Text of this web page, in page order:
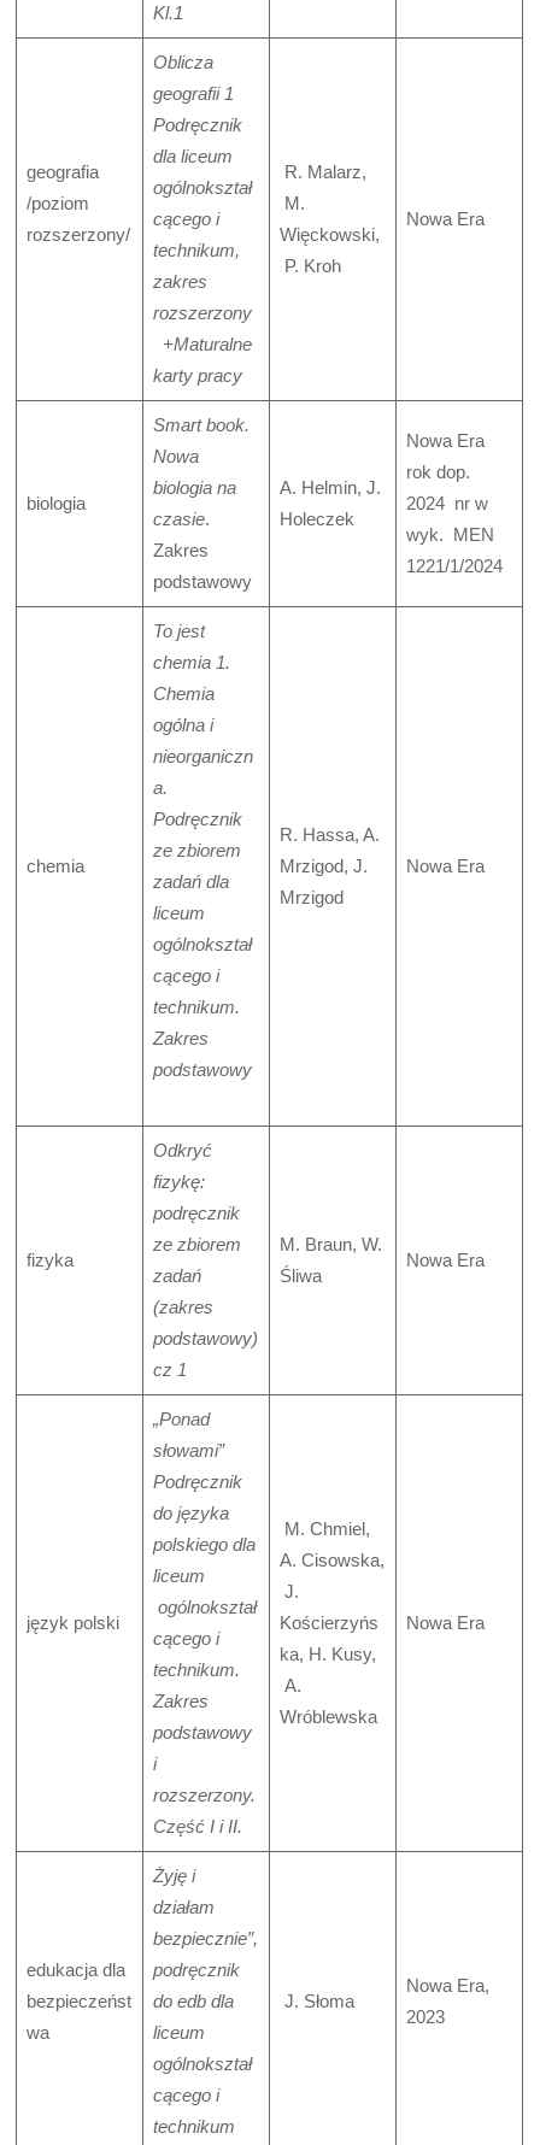
Kl.1
geografia
/poziom
rozszerzony/
Oblicza
geografii 1
Podręcznik
dla liceum
ogólnokształ
cącego i
technikum,
zakres
rozszerzony
+Maturalne
karty pracy
R. Malarz,
M.
Więckowski,
P. Kroh
Nowa Era
biologia
Smart book.
Nowa
biologia na
czasie.
Zakres
podstawowy
A. Helmin, J.
Holeczek
Nowa Era
rok dop.
2024 nr w
wyk. MEN
1221/1/2024
chemia
To jest
chemia 1.
Chemia
ogólna i
nieorganiczn
a.
Podręcznik
ze zbiorem
zadań dla
liceum
ogólnokształ
cącego i
technikum.
Zakres
podstawowy
R. Hassa, A.
Mrzigod, J.
Mrzigod
Nowa Era
fizyka
Odkryć
fizykę:
podręcznik
ze zbiorem
zadań
(zakres
podstawowy)
cz 1
M. Braun, W.
Śliwa
Nowa Era
język polski
„Ponad
słowami”
Podręcznik
do języka
polskiego dla
liceum
ogólnokształ
cącego i
technikum.
Zakres
podstawowy
i
rozszerzony.
Część I i II.
M. Chmiel,
A. Cisowska,
J.
Kościerzyńs
ka, H. Kusy,
A.
Wróblewska
Nowa Era
edukacja dla
bezpieczeńst
wa
Żyję i
działam
bezpiecznie”,
podręcznik
do edb dla
liceum
ogólnokształ
cącego i
technikum
J. Słoma
Nowa Era,
2023